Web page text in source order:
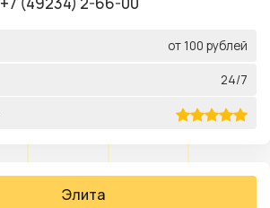
от 100 рублей
24/7
Элита